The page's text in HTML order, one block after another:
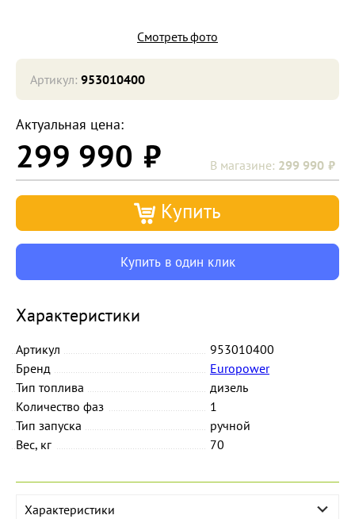
Смотреть фото
Актуальная цена:
299 990 299 990
Купить
Купить в один клик
Характеристики
Артикул
953010400
Бренд
Europower
Тип топлива
дизель
Количество фаз
1
Тип запуска
ручной
Вес, кг
70
Артикул: 953010400
Характеристики